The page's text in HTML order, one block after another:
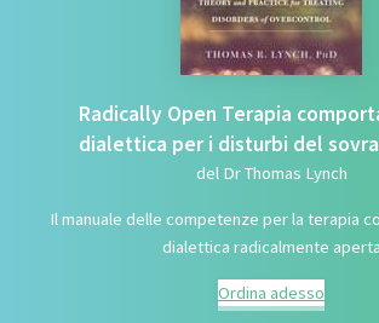
Radically Open Terapia
dialettica per i disturbi del
del Dr Thomas Lynch
Il manuale delle competenze per la terapia
dialettica radicalmente aperta
Ordina adesso